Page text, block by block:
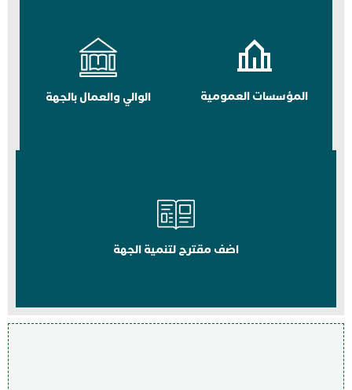
المؤسسات العمومية الوالي والعمال بالجهة
اضف مقترح لتنمية الجهة